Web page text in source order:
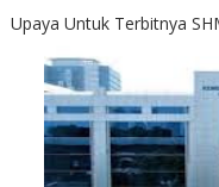
Upaya Untuk Terbitnya